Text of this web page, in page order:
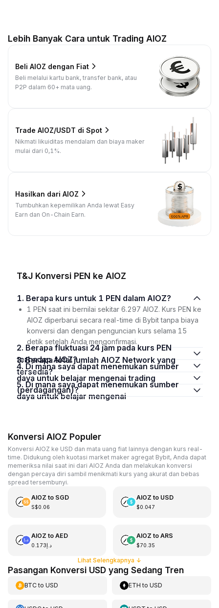
Lebih Banyak Cara untuk Trading AIOZ
Beli AIOZ dengan Fiat
Beli melalui kartu bank, transfer bank, atau
P2P dalam 60+ mata uang.
Trade AIOZ/USDT di Spot
Nikmati likuiditas mendalam dan biaya maker
mulai dari 0,1%.
Hasilkan dari AIOZ
Tumbuhkan kepemilikan Anda lewat Easy
Earn dan On-Chain Earn.
T&J Konversi PEN ke AIOZ
1. Berapa kurs untuk 1 PEN dalam AIOZ?
1 PEN saat ini bernilai sekitar 6.297 AIOZ. Kurs PEN ke
AIOZ diperbarui secara real-time di Bybit tanpa biaya
konversi dan dengan penguncian kurs selama 15
detik setelah Anda mengonfirmasi.
2. Berapa fluktuasi 24 jam pada kurs PEN
terhadap AIOZ?
3. Berapa total jumlah AIOZ Network yang
tersedia?
4. Di mana saya dapat menemukan sumber
daya untuk belajar mengenai trading
(perdagangan)?
5. Di mana saya dapat menemukan sumber
daya untuk belajar mengenai
Konversi AIOZ Populer
Konversi AIOZ ke USD dan mata uang fiat lainnya dengan kurs real-
time. Didukung oleh kuotasi market maker agregat Bybit, Anda dapat
memeriksa nilai saat ini dari AIOZ Anda dan melakukan konversi
dengan percaya diri sambil menikmati kurs yang akurat dan bebas
spread tersembunyi.
AIOZ to SGD
S$0.06
AIOZ to USD
$0.047
AIOZ to AED
د.إ0.173
AIOZ to ARS
$70.35
Lihat Selengkapnya ↓
Pasangan Konversi USD yang Sedang Tren
BTCto USD ETH toUSD